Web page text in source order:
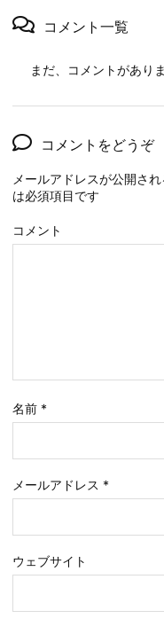
コメント一覧
まだ、コメントがあり
コメントをどうぞ
メールアドレスが公開され
は必須項目です
コメント
名前 *
メールアドレス *
ウェブサイト